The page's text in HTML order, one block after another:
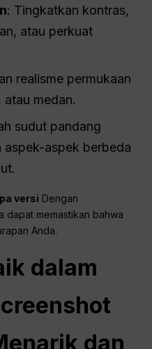
: Tingkatkan kontras,
atau perkuat
realisme permukaan
atau medan.
sudut pandang
aspek-aspek berbeda
versi Dengan
dapat memastikan bahwa
Anda.
dalam
dan